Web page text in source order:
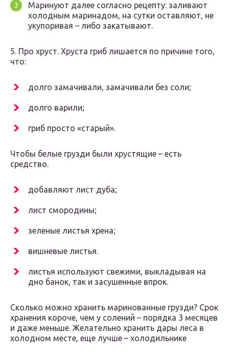
Маринуют далее согласно рецепту: заливают
холодным маринадом, на сутки оставляют, не
укупоривая – либо закатывают.
5. Про хруст. Хруста гриб лишается по причине того,
что:
долго замачивали, замачивали без соли;
долго варили;
гриб просто «старый».
Чтобы белые грузди были хрустящие – есть
средство.
добавляют лист дуба;
лист смородины;
зеленые листья хрена;
вишневые листья.
листья используют свежими, выкладывая на
дно банок, так и засушенные впрок.
Сколько можно хранить маринованные грузди? Срок
хранения короче, чем у солений – порядка 3 месяцев
и даже меньше. Желательно хранить дары леса в
холодном месте, еще лучше – холодильнике